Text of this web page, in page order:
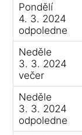
Pondělí
4. 3. 2024
odpoledne
Neděle
3. 3. 2024
večer
Neděle
3. 3. 2024
odpoledne